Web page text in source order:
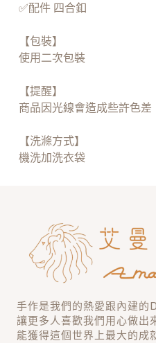
✅配件 四合釦
【包裝】
使用二次包裝
【提醒】
商品因光線會造成些許色差
【洗滌方式】
機洗加洗衣袋
手作是我們的熱愛跟內建的
讓更多人喜歡我們用心做出
能獲得這個世界上最大的成